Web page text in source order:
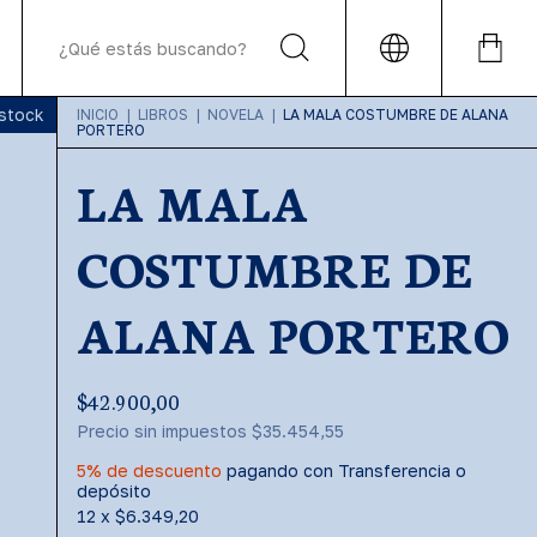
INICIO | LIBROS | NOVELA | LA MALA COSTUMBRE DE ALANA
PORTERO
LA MALA
COSTUMBRE DE
ALANA PORTERO
$42.900,00
Precio sin impuestos $35.454,55
5% de descuento pagando con Transferencia o
depósito
12 x $6.349,20